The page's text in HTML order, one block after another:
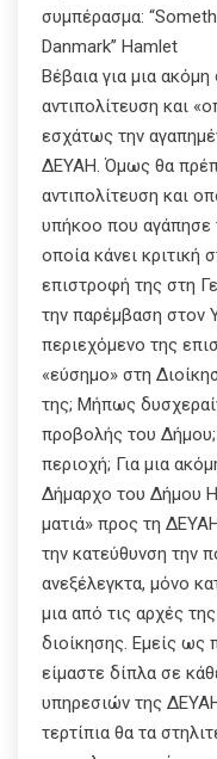
συμπέρασμα:
Danmark” Hamlet
Βέβαια για μια
αντιπολίτευση και
εσχάτως την
ΔΕΥΑΗ. Όμως θα
αντιπολίτευση και
υπήκοο που αγάπησε
οποία κάνει κριτική
επιστροφή της στη
την παρέμβαση στον
περιεχόμενο της
«εύσημο» στη
της; Μήπως
προβολής του
περιοχή; Για μια
Δήμαρχο του Δήμου
ματιά» προς τη
την κατεύθυνση την
ανεξέλεγκτα, μόνο
μια από τις αρχές
διοίκησης. Εμείς ως
είμαστε δίπλα σε
υπηρεσιών της
τερτίπια θα τα